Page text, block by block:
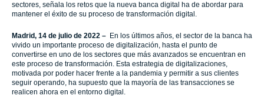
sectores, señala los retos que la nueva banca digital ha de abordar para
mantener el éxito de su proceso de transformación digital.
Madrid, 14 de julio de 2022 – En los últimos años, el sector de la banca ha
vivido un importante proceso de digitalización, hasta el punto de
convertirse en uno de los sectores que más avanzados se encuentran en
este proceso de transformación. Esta estrategia de digitalizaciones,
motivada por poder hacer frente a la pandemia y permitir a sus clientes
seguir operando, ha supuesto que la mayoría de las transacciones se
realicen ahora en el entorno digital.